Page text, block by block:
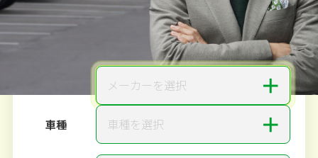
電話か出張か、高い方の査定を提案。
だから高価買取!
無料で カンタンWeb査定
ご依頼いただいたお車を丁寧に査定いたします
メーカーを選択 ＋
車種 車種を選択 ＋